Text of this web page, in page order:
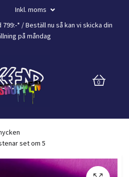
Inkl. moms
799:-* / Beställ nu så kan vi skicka din
på måndag
0
stenar set om 5